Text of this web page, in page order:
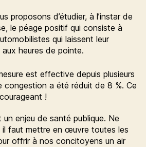
proposons d’étudier, à l’instar de
le péage positif qui consiste à
qui laissent leur
heures de pointe.
est effective depuis plusieurs
congestion a été réduit de 8 %. Ce
!
un enjeu de santé publique. Ne
il faut mettre en œuvre toutes les
offrir à nos concitoyens un air